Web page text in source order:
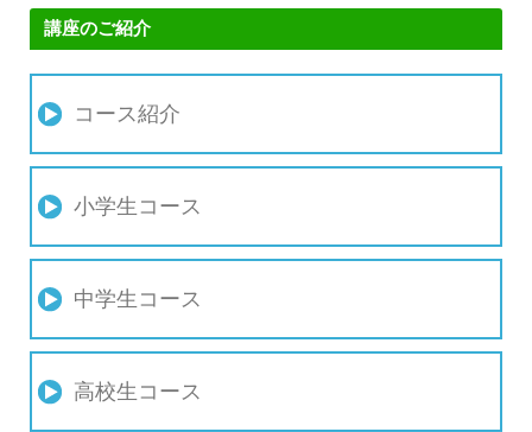
講座のご紹介
コース紹介
小学生コース
中学生コース
高校生コース